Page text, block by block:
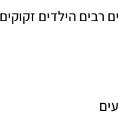
רבים הילדים